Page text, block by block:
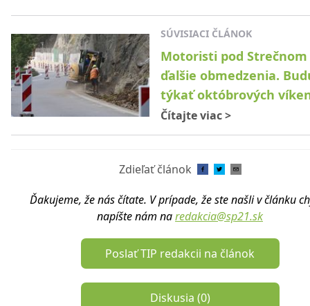
SÚVISIACI ČLÁNOK
Motoristi pod Strečnom
ďalšie obmedzenia.
týkať októbrových
Čítajte viac>
Zdieľať článok
Ďakujeme, že nás čítate. V prípade, že ste našli v článku
napíšte nám naredakcia@sp21.sk
Poslať TIP redakcii na článok
Diskusia (0)